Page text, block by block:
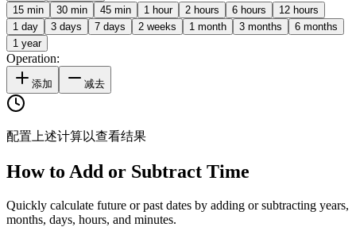
15 min
30 min 45 min 1 hour 2 hours 6 hours
12 hours
1 day
3 days 7 days 2 weeks 1 month 3 months
6 months
1 year
Operation:
添加 减去
配置上述计算以查看结果
How to Add or Subtract Time
Quickly calculate future or past dates by adding or subtracting years,
months, days, hours, and minutes.